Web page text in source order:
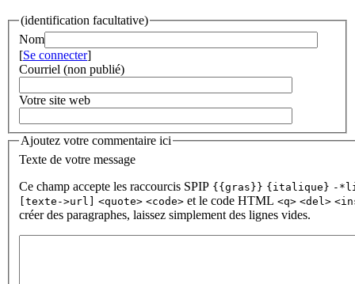
(identification facultative)
Nom
[Se connecter]
Courriel (non publié)
Votre site web
Ajoutez votre commentaire ici
Texte de votre message
Ce champ accepte les raccourcis SPIP {{gras}} {italique} -
[texte->url] <quote> <code> et le code HTML <q> <del>
créer des paragraphes, laissez simplement des lignes vides.